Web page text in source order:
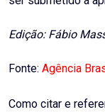
Edição: Fábio
Fonte: Agência
Como citar e